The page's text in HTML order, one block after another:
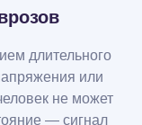
длительного
или
не может
— сигнал